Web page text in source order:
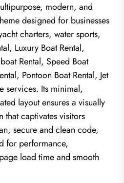
modern, and
designed for businesses
charters, water sports,
Luxury Boat Rental,
Rental, Speed Boat
Pontoon Boat Rental, Jet
services. Its minimal,
layout ensures a visually
that captivates visitors
secure and clean code,
for performance,
load time and smooth